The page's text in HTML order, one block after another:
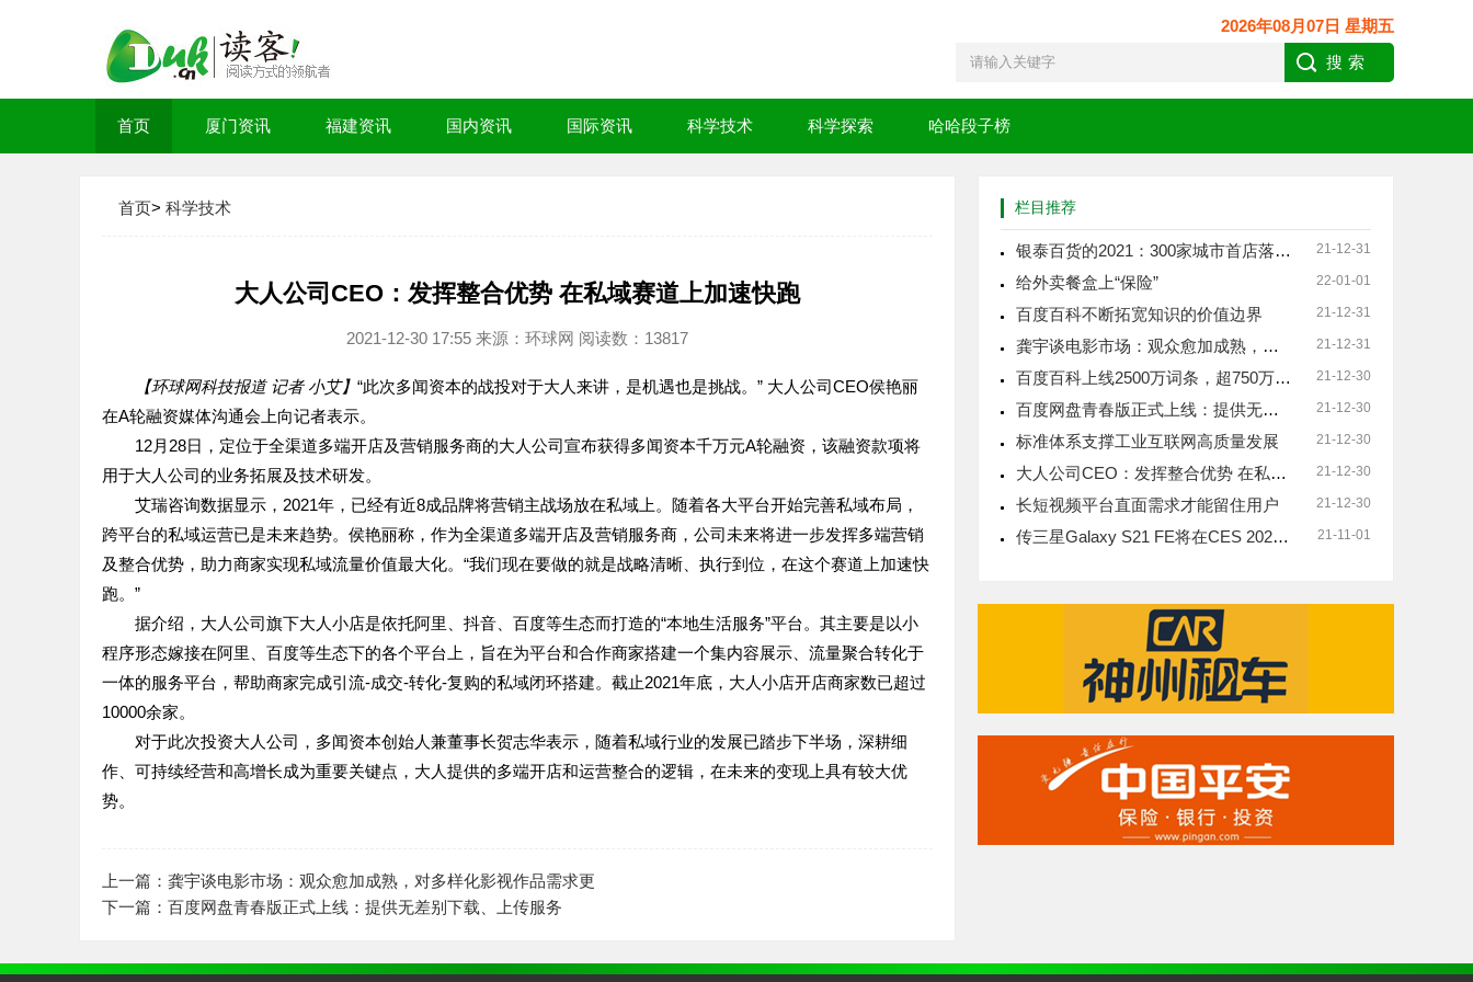
2026年08月07日 星期五
首页 厦门资讯 福建资讯 国内资讯 国际资讯 科学技术 科学探索 哈哈段子榜
首页> 科学技术
大人公司CEO：发挥整合优势 在私域赛道上加速快跑
2021-12-30 17:55 来源：环球网 阅读数：13817
【环球网科技报道 记者 小艾】 “此次多闻资本的战投对于大人来讲，是机遇也是挑战。” 大人公司CEO侯艳丽
在A轮融资媒体沟通会上向记者表示。
12月28日，定位于全渠道多端开店及营销服务商的大人公司宣布获得多闻资本千万元A轮融资，该融资款项将
用于大人公司的业务拓展及技术研发。
艾瑞咨询数据显示，2021年，已经有近8成品牌将营销主战场放在私域上。随着各大平台开始完善私域布局，
跨平台的私域运营已是未来趋势。侯艳丽称，作为全渠道多端开店及营销服务商，公司未来将进一步发挥多端营销
及整合优势，助力商家实现私域流量价值最大化。“我们现在要做的就是战略清晰、执行到位，在这个赛道上加速快
跑。”
据介绍，大人公司旗下大人小店是依托阿里、抖音、百度等生态而打造的“本地生活服务”平台。其主要是以小
程序形态嫁接在阿里、百度等生态下的各个平台上，旨在为平台和合作商家搭建一个集内容展示、流量聚合转化于
一体的服务平台，帮助商家完成引流-成交-转化-复购的私域闭环搭建。截止2021年底，大人小店开店商家数已超过
10000余家。
对于此次投资大人公司，多闻资本创始人兼董事长贺志华表示，随着私域行业的发展已踏步下半场，深耕细
作、可持续经营和高增长成为重要关键点，大人提供的多端开店和运营整合的逻辑，在未来的变现上具有较大优
势。
上一篇：龚宇谈电影市场：观众愈加成熟，对多样化影视作品需求更
下一篇：百度网盘青春版正式上线：提供无差别下载、上传服务
栏目推荐
21-12-31
银泰百货的2021：300家城市首店落地，云店带品牌
22-01-01
给外卖餐盒上“保险”
21-12-31
百度百科不断拓宽知识的价值边界
21-12-31
龚宇谈电影市场：观众愈加成熟，对多样化影视作品需求更
21-12-30
百度百科上线2500万词条，超750万用户参与共创科
21-12-30
百度网盘青春版正式上线：提供无差别下载、上传服务
21-12-30
标准体系支撑工业互联网高质量发展
21-12-30
大人公司CEO：发挥整合优势 在私域赛道上加速快跑
21-12-30
长短视频平台直面需求才能留住用户
21-11-01
传三星Galaxy S21 FE将在CES 2022期间发布